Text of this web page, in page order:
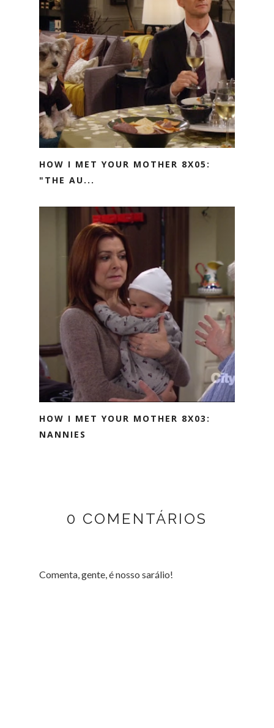
HOW I MET YOUR MOTHER 8X05:
"THE AU...
HOW I MET YOUR MOTHER 8X03:
NANNIES
0 COMENTÁRIOS
Comenta, gente, é nosso sarálio!